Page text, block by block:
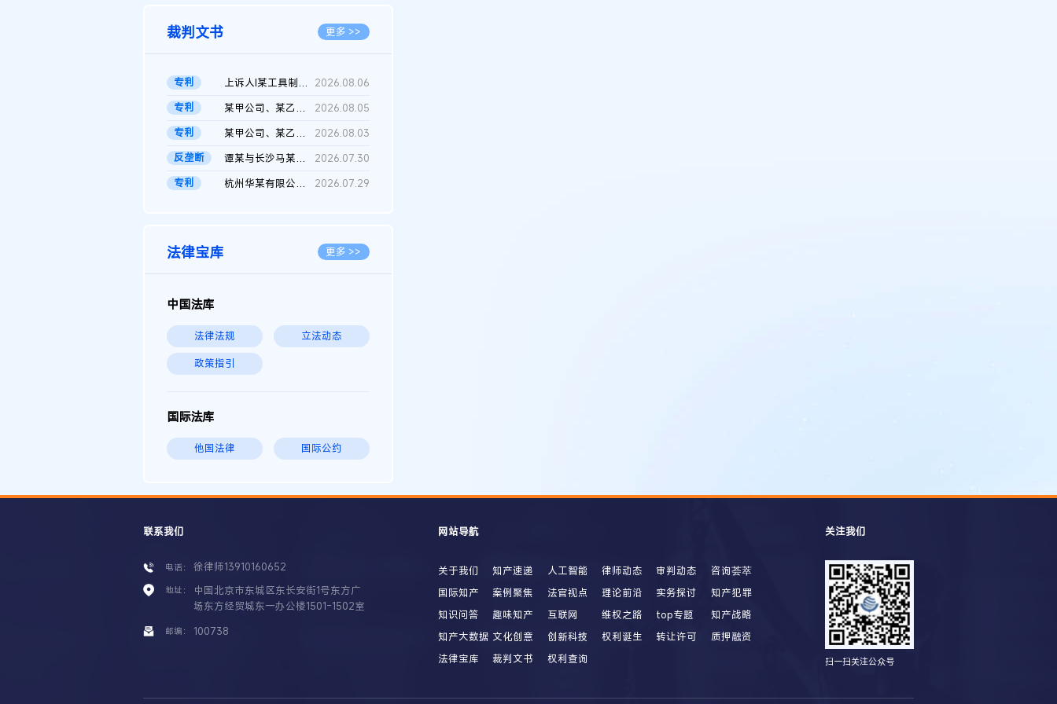
裁判文书 更多 >>
专利 上诉人I某工具制品有限公司与被上诉人程某及一审被告中华人民共和...
2026.08.06
专利
某甲公司、某乙公司、某丙公司申请诉前行为保全复议裁定书
2026.08.05
专利
某甲公司、某乙公司、官某与某丙公司专利申请权权属纠纷 二审判决...
2026.08.03
反垄断
谭某与长沙马某堆农产品股份有限公司滥用市场支配地位纠纷二审裁...
2026.07.30
专利
杭州华某有限公司与菲某有限公司侵害发明专利权纠纷 2026.07.29
法律宝库 更多 >>
中国法库
法律法规 立法动态
政策指引
国际法库
他国法律 国际公约
联系我们
电话： 徐律师13910160652
地址：
中国北京市东城区东长安街1号东方广
场东方经贸城东一办公楼1501-1502室
邮编： 100738
网站导航
关于我们 知产速递 人工智能 律师动态 审判动态
咨询荟萃
国际知产
案例聚焦 法官视点 理论前沿 实务探讨
知产犯罪
知识问答
趣味知产 互联网 维权之路 top专题
知产战略
知产大数据 文化创意 创新科技 权利诞生 转让许可
质押融资
法律宝库
裁判文书 权利查询
关注我们
扫一扫关注公众号